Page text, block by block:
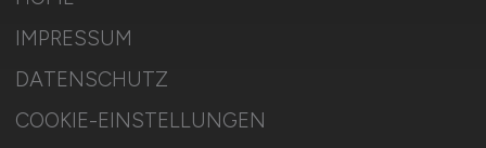
IMPRESSUM
DATENSCHUTZ
COOKIE-EINSTELLUNGEN